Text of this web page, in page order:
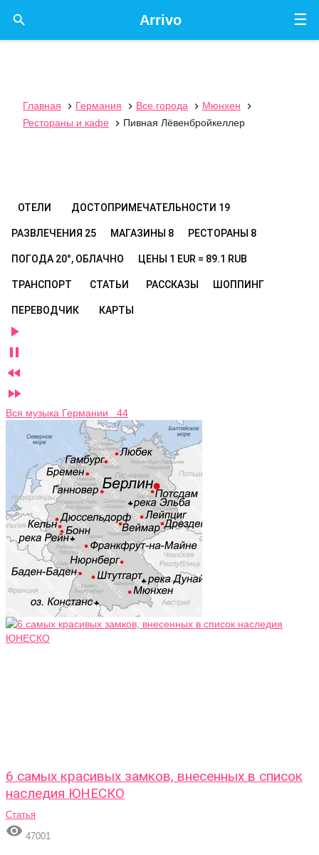
☰
Arrivo

Главная  Германия  Все города  Мюнхен

Рестораны и кафе
 Пивная Лёвенбройкеллер
ОТЕЛИ ДОСТОПРИМЕЧАТЕЛЬНОСТИ 19
РАЗВЛЕЧЕНИЯ 25 МАГАЗИНЫ 8 РЕСТОРАНЫ 8
ПОГОДА 20°, ОБЛАЧНО ЦЕНЫ 1 EUR = 89.1 RUB
ТРАНСПОРТ СТАТЬИ РАССКАЗЫ ШОППИНГ
ПЕРЕВОДЧИК КАРТЫ




Вся музыка Германии 44
6 самых красивых замков, внесенных в список
наследия ЮНЕСКО
Статья
 47001